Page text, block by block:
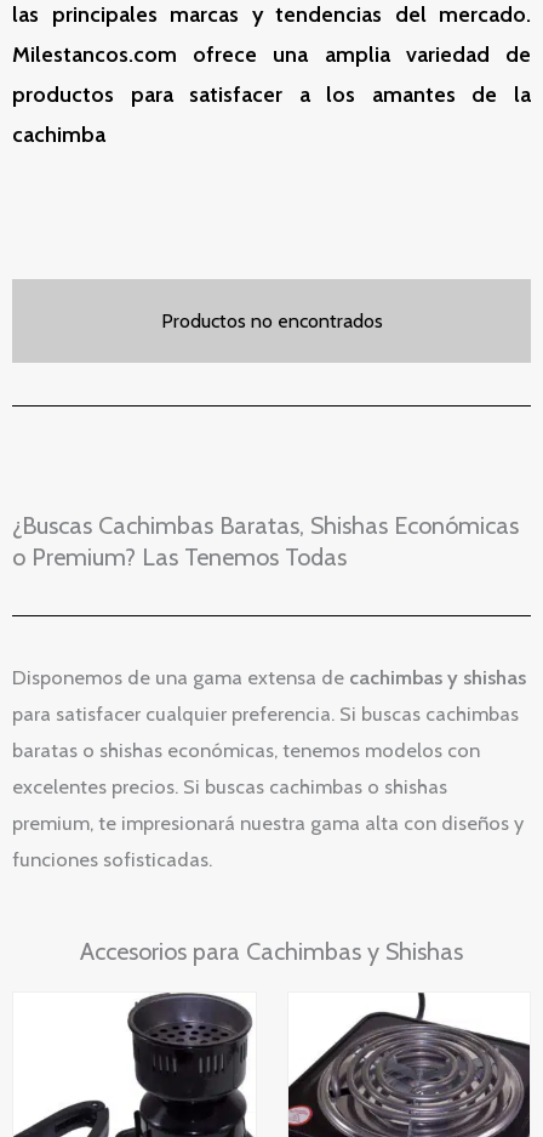
las principales marcas y tendencias del mercado.
Milestancos.com ofrece una amplia variedad de
productos para satisfacer a los amantes de la
cachimba
Productos no encontrados
¿Buscas Cachimbas Baratas, Shishas Económicas
o Premium? Las Tenemos Todas
Disponemos de una gama extensa de cachimbas y shishas
para satisfacer cualquier preferencia. Si buscas cachimbas
baratas o shishas económicas, tenemos modelos con
excelentes precios. Si buscas cachimbas o shishas
premium, te impresionará nuestra gama alta con diseños y
funciones sofisticadas.
Accesorios para Cachimbas y Shishas